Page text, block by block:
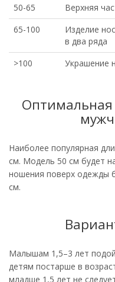
50-65
Верхняя
65-100
Изделие
в два ряда
>100
Украшение
Наиболее популярная
см. Модель 50 см будет
ношения поверх одежды
см.
Малышам 1,5–3 лет
детям постарше в
младше 1,5 лет не